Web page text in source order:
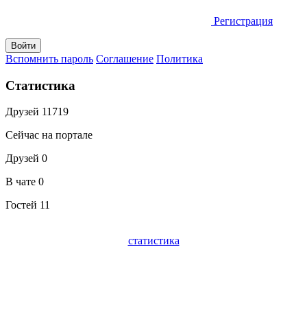
Регистрация
Вспомнить пароль Соглашение Политика
Статистика
Друзей 11719
Сейчас на портале
Друзей 0
В чате 0
Гостей 11
статистика